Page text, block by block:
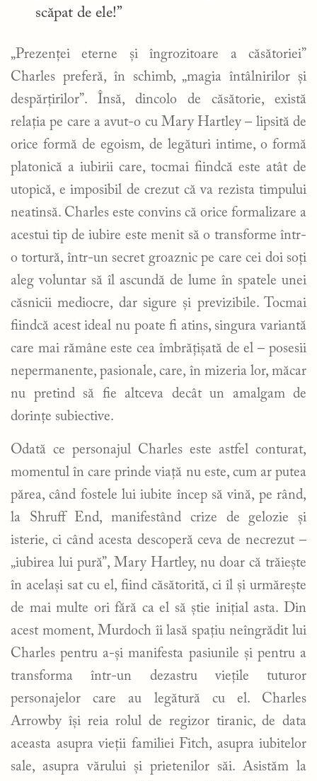
scăpat de ele!”
„Prezenței eterne și îngrozitoare a căsătoriei”
Charles preferă, în schimb, „magia întâlnirilor și
despărțirilor”. Însă, dincolo de căsătorie, există
relația pe care a avut-o cu Mary Hartley – lipsită de
orice formă de egoism, de legături intime, o formă
platonică a iubirii care, tocmai fiindcă este atât de
utopică, e imposibil de crezut că va rezista timpului
neatinsă. Charles este convins că orice formalizare a
acestui tip de iubire este menit să o transforme într-
o tortură, într-un secret groaznic pe care cei doi soți
aleg voluntar să îl ascundă de lume în spatele unei
căsnicii mediocre, dar sigure și previzibile. Tocmai
fiindcă acest ideal nu poate fi atins, singura variantă
care mai rămâne este cea îmbrățișată de el – posesii
nepermanente, pasionale, care, în mizeria lor, măcar
nu pretind să fie altceva decât un amalgam de
dorințe subiective.
Odată ce personajul Charles este astfel conturat,
momentul în care prinde viață nu este, cum ar putea
părea, când fostele lui iubite încep să vină, pe rând,
la Shruff End, manifestând crize de gelozie și
isterie, ci când acesta descoperă ceva de necrezut –
„iubirea lui pură”, Mary Hartley, nu doar că trăiește
în același sat cu el, fiind căsătorită, ci îl și urmărește
de mai multe ori fără ca el să știe inițial asta. Din
acest moment, Murdoch îi lasă spațiu neîngrădit lui
Charles pentru a-și manifesta pasiunile și pentru a
transforma într-un dezastru viețile tuturor
personajelor care au legătură cu el. Charles
Arrowby își reia rolul de regizor tiranic, de data
aceasta asupra vieții familiei Fitch, asupra iubitelor
sale, asupra vărului și prietenilor săi. Asistăm la